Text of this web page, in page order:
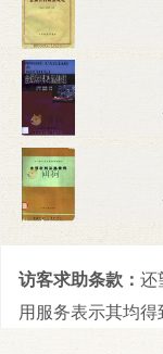
访客求助条款： 还
用服务表示其均得